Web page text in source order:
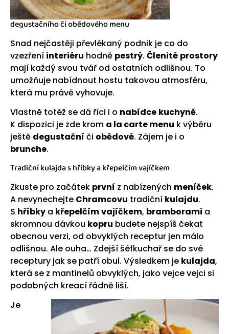
degustačního či obědového menu
Snad nejčastěji převlékaný podnik je co do
vzezření interiéru hodně pestrý. Členité prostory
mají každý svou tvář od ostatních odlišnou. To
umožňuje nabídnout hostu takovou atmosféru,
která mu právě vyhovuje.
Vlastně totéž se dá říci i o nabídce kuchyně.
K dispozici je zde krom a la carte menu k výběru
ještě degustační či obědové. Zájem je i o
brunche.
Tradiční kulajda s hříbky a křepelčím vajíčkem
Zkuste pro začátek první z nabízených meníček.
A nevynechejte Chramcovu tradiční kulajdu.
S hříbky a křepelčímvajíčkem, bramborami a
skromnou dávkou kopru budete nejspíš čekat
obecnou verzi, od obvyklých receptur jen málo
odlišnou. Ale ouha… Zdejší šéfkuchař se do své
receptury jak se patří obul. Výsledkem je kulajda,
která se z mantinelů obvyklých, jako vejce vejci si
podobných kreací řádně liší.
Je